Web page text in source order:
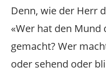
Denn, wie der Herr
«Wer hat den Mund
gemacht? Wer
oder sehend oder